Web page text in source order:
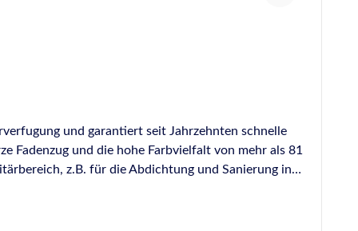
und garantiert seit Jahrzehnten schnelle
Fadenzug und die hohe Farbvielfalt von mehr als 81
z.B. für die Abdichtung und Sanierung in
und Badelandschaften durch die vielen verfügbaren